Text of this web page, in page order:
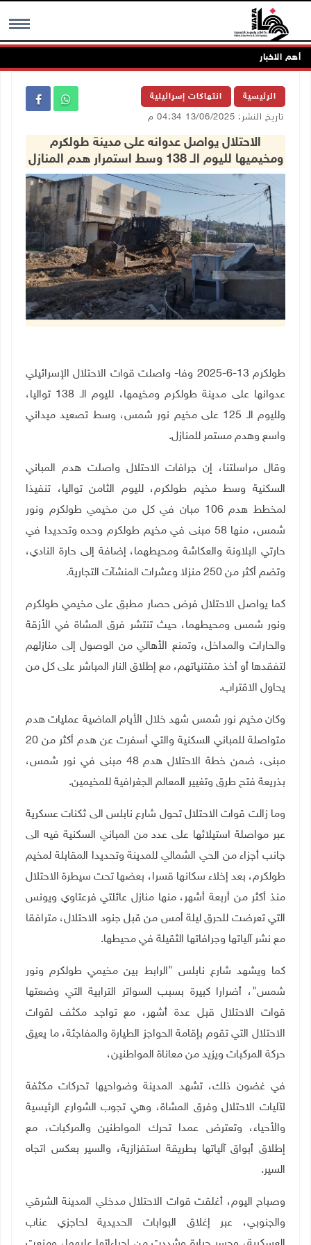
MENU أهم الاخبار
الرئيسية انتهاكات إسرائيلية
تاريخ النشر: 13/06/2025 04:34 م
الاحتلال يواصل عدوانه على مدينة طولكرم
ومخيميها لليوم الـ 138 وسط استمرار هدم المنازل
طولكرم 13-6-2025 وفا- واصلت قوات الاحتلال الإسرائيلي
عدوانها على مدينة طولكرم ومخيمها، لليوم الـ 138 تواليا،
ولليوم الـ 125 على مخيم نور شمس، وسط تصعيد ميداني
واسع وهدم مستمر للمنازل.
وقال مراسلتنا، إن جرافات الاحتلال واصلت هدم المباني
السكنية وسط مخيم طولكرم، لليوم الثامن تواليا، تنفيذا
لمخطط هدم 106 مبان في كل من مخيمي طولكرم ونور
شمس، منها 58 مبنى في مخيم طولكرم وحده وتحديدا في
حارتي البلاونة والعكاشة ومحيطهما، إضافة إلى حارة النادي،
وتضم أكثر من 250 منزلا وعشرات المنشآت التجارية
.
كما يواصل الاحتلال فرض حصار مطبق على مخيمي طولكرم
ونور شمس ومحيطهما، حيث تنتشر فرق المشاة في الأزقة
والحارات والمداخل، وتمنع الأهالي من الوصول إلى منازلهم
لتفقدها أو أخذ مقتنياتهم، مع إطلاق النار المباشر على كل من
يحاول الاقتراب.
وكان مخيم نور شمس شهد خلال الأيام الماضية عمليات هدم
متواصلة للمباني السكنية والتي أسفرت عن هدم أكثر من 20
مبنى، ضمن خطة الاحتلال هدم 48 مبنى في نور شمس،
بذريعة فتح طرق وتغيير المعالم الجغرافية للمخيمين.
وما زالت قوات الاحتلال تحول شارع نابلس الى ثكنات عسكرية
عبر مواصلة استيلائها على عدد من المباني السكنية فيه الى
جانب أجزاء من الحي الشمالي للمدينة وتحديدا المقابلة لمخيم
طولكرم، بعد إخلاء سكانها قسرا، بعضها تحت سيطرة الاحتلال
منذ أكثر من أربعة أشهر، منها منازل عائلتي فرعتاوي ويونس
التي تعرضت للحرق ليلة أمس من قبل جنود الاحتلال، مترافقا
مع نشر آلياتها وجرافاتها الثقيلة في محيطها.
كما ويشهد شارع نابلس "الرابط بين مخيمي طولكرم ونور
شمس"، أضرارا كبيرة بسبب السواتر الترابية التي وضعتها
قوات الاحتلال قبل عدة أشهر، مع تواجد مكثف لقوات
الاحتلال التي تقوم بإقامة الحواجز الطيارة والمفاجئة، ما يعيق
حركة المركبات ويزيد من معاناة المواطنين،
في غضون ذلك، تشهد المدينة وضواحيها تحركات مكثفة
لآليات الاحتلال وفرق المشاة، وهي تجوب الشوارع الرئيسية
والأحياء، وتعترض عمدا تحرك المواطنين والمركبات، مع
إطلاق أبواق آلياتها بطريقة استفزازية، والسير بعكس اتجاه
السير.
وصباح اليوم، أغلقت قوات الاحتلال مدخلي المدينة الشرقي
والجنوبي، عبر إغلاق البوابات الحديدية لحاجزي عناب